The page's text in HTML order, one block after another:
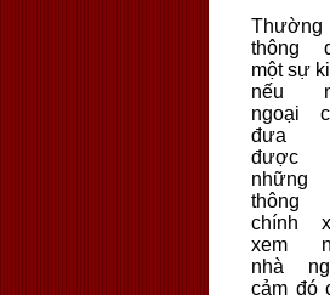
thông
một sự
nếu
ngoại
đưa
được
những
thông
chính
xem
nhà
cảm đó